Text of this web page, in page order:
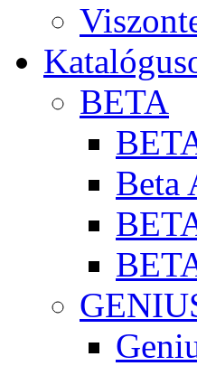
BETA
Beta